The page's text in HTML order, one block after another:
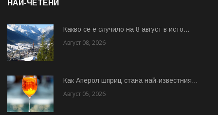
НАЙ-ЧЕТЕНИ
Какво се е случило на 8 август в исто...
Август 08, 2026
Как Аперол шприц стана най-известния...
Август 05, 2026